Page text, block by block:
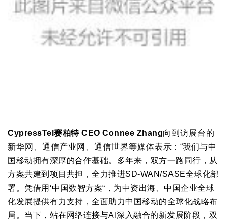
CypressTel赛柏特 CEO Connee Zhang向到访展台的
新华网、 通信产业网、 通信世界等媒体表示：“我们与中
国移动拥有深厚的合作基础。多年来，双方一路同行，从
方案共建到项目共担，全力推进SD-WAN/SASE全球化部
署。凭借用‘中国数智方案“，为中资出海、中国企业全球
化发展提供有力支持，全面助力中国移动的全球化战略布
局。当下，站在网络连接与AI深入融合的新发展阶段，双